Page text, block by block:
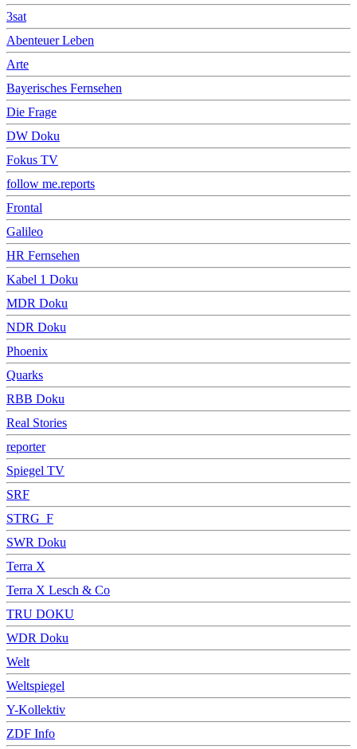
3sat
Abenteuer Leben
Arte
Bayerisches Fernsehen
Die Frage
DW Doku
Fokus TV
follow me.reports
Frontal
Galileo
HR Fernsehen
Kabel 1 Doku
MDR Doku
NDR Doku
Phoenix
Quarks
RBB Doku
Real Stories
reporter
Spiegel TV
SRF
STRG_F
SWR Doku
Terra X
Terra X Lesch & Co
TRU DOKU
WDR Doku
Welt
Weltspiegel
Y-Kollektiv
ZDF Info